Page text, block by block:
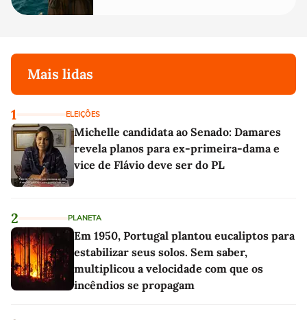
Mais lidas
1 ELEIÇÕES
Michelle candidata ao Senado: Damares
revela planos para ex-primeira-dama e
vice de Flávio deve ser do PL
2 PLANETA
Em 1950, Portugal plantou eucaliptos para
estabilizar seus solos. Sem saber,
multiplicou a velocidade com que os
incêndios se propagam